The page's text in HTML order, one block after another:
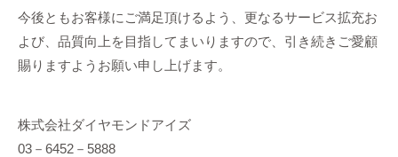
今後ともお客様にご満足頂けるよう、更なるサービス拡充お
よび、品質向上を目指してまいりますので、引き続きご愛顧
賜りますようお願い申し上げます。
株式会社ダイヤモンドアイズ
03－6452－5888